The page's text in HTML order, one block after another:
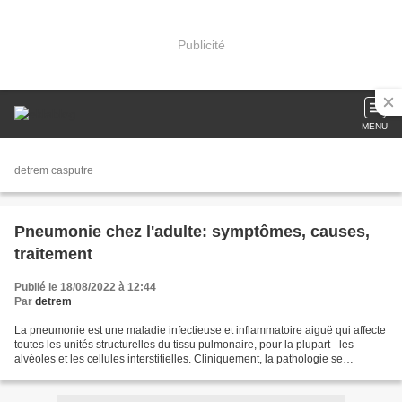
Publicité
MENU
detrem casputre
Pneumonie chez l'adulte: symptômes, causes,
traitement
Publié le 18/08/2022 à 12:44
Par detrem
La pneumonie est une maladie infectieuse et inflammatoire aiguë qui affecte
toutes les unités structurelles du tissu pulmonaire, pour la plupart - les
alvéoles et les cellules interstitielles. Cliniquement, la pathologie se